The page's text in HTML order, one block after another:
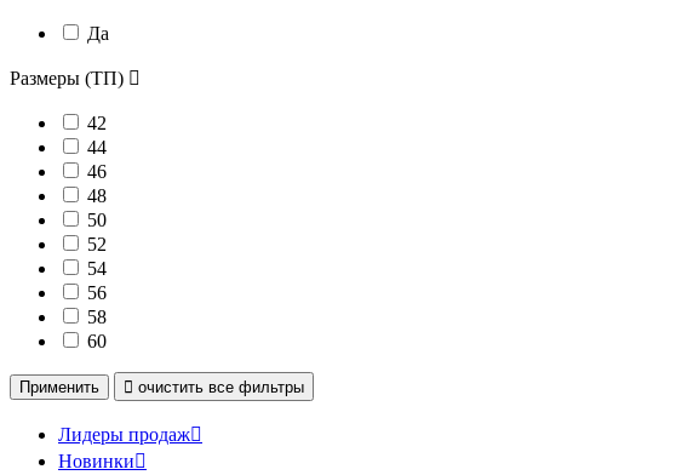
Да
Размеры (ТП) 
42
44
46
48
50
52
54
56
58
60
Применить  очистить все фильтры
Лидеры продаж
Новинки